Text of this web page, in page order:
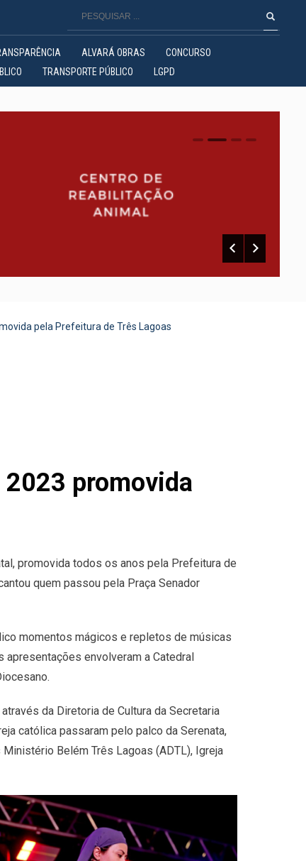
ALVARÁ OBRAS
CONCURSO
TRANSPORTE PÚBLICO LGPD
0 1 2
pela Prefeitura de Três Lagoas
2023 promovida
promovida todos os anos pela Prefeitura de
quem passou pela Praça Senador
momentos mágicos e repletos de músicas
envolveram a Catedral
da Diretoria de Cultura da Secretaria
católica passaram pelo palco da Serenata,
Belém Três Lagoas (ADTL), Igreja